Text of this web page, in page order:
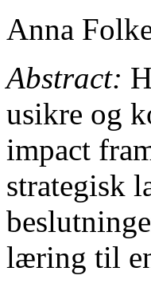
Anna
Abstract:
usikre og
impact
strategisk
læring til